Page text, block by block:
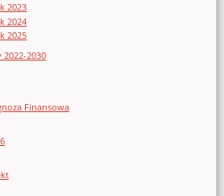
2023
2024
2025
2030
Finansowa